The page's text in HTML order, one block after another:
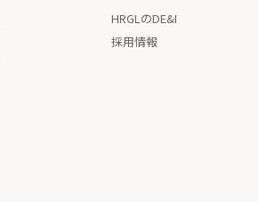
HRGLのDE&I
採用情報